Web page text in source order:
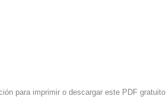
para imprimir o descargar este PDF gratuito